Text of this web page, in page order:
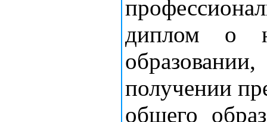
диплом о
получении
общего